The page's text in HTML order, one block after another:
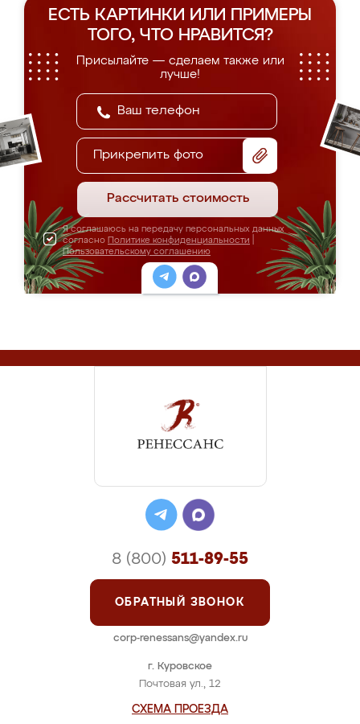
ЕСТЬ КАРТИНКИ ИЛИ ПРИМЕРЫ
ТОГО, ЧТО НРАВИТСЯ?
Присылайте — сделаем также или
лучше!
Прикрепить фото
Рассчитать стоимость
Я соглашаюсь на передачу персональных данных
согласно Политике конфиденциальности
Пользовательскому соглашению
г. Куровское
Почтовая ул., 12
СХЕМА ПРОЕЗДА
8 (800) 511-89-55
ОБРАТНЫЙ ЗВОНОК
corp-renessans@yandex.ru